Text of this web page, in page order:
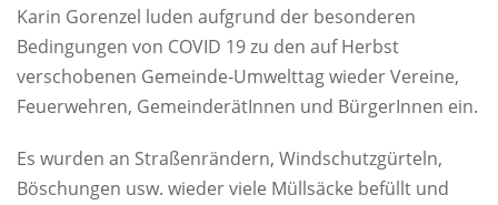
Karin Gorenzel luden aufgrund der besonderen
Bedingungen von COVID 19 zu den auf Herbst
verschobenen Gemeinde-Umwelttag wieder Vereine,
Feuerwehren, GemeinderätInnen und BürgerInnen ein.
Es wurden an Straßenrändern, Windschutzgürteln,
Böschungen usw. wieder viele Müllsäcke befüllt und